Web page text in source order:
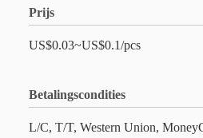
Prijs
US$0.03~US$0.1/pcs
Betalingscondities
L/C, T/T, Western Union,